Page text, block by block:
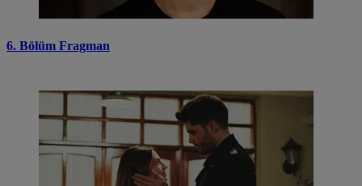
6. Bölüm Fragman